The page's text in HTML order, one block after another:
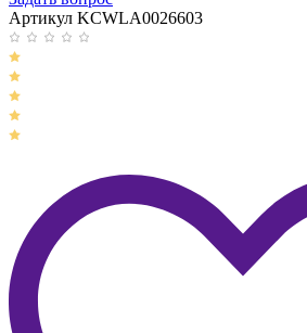
Артикул KCWLA0026603